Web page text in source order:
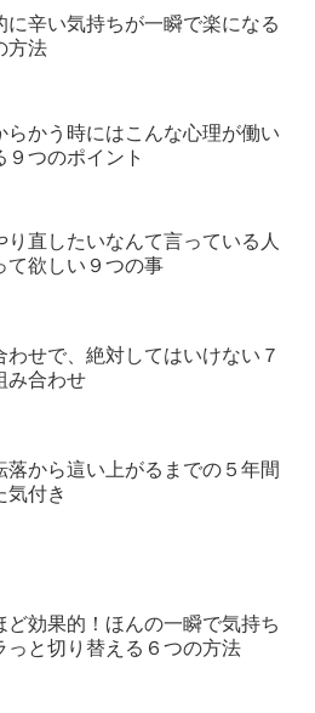
に辛い気持ちが一瞬で楽になる
方法
らかう時にはこんな心理が働い
９つのポイント
り直したいなんて言っている人
て欲しい９つの事
わせで、絶対してはいけない７
み合わせ
落から這い上がるまでの５年間
気付き
ど効果的！ほんの一瞬で気持ち
っと切り替える６つの方法